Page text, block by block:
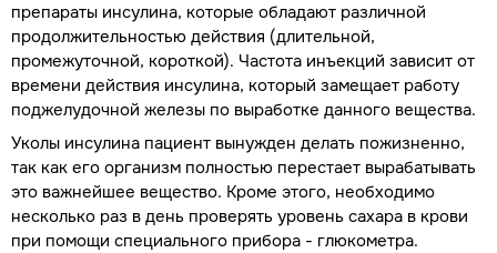
препараты инсулина, которые обладают различной
продолжительностью действия (длительной,
промежуточной, короткой). Частота инъекций зависит от
времени действия инсулина, который замещает работу
поджелудочной железы по выработке данного вещества.
Уколы инсулина пациент вынужден делать пожизненно,
так как его организм полностью перестает вырабатывать
это важнейшее вещество. Кроме этого, необходимо
несколько раз в день проверять уровень сахара в крови
при помощи специального прибора - глюкометра.